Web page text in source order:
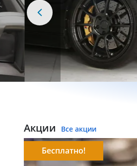
Акции Все акции
Бесплатно!